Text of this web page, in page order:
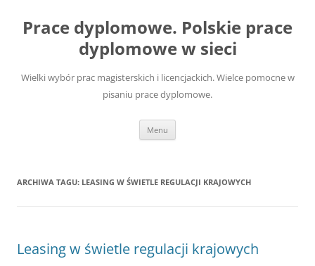
treści
Prace dyplomowe. Polskie prace
dyplomowe w sieci
Wielki wybór prac magisterskich i licencjackich. Wielce pomocne w
pisaniu prace dyplomowe.
Menu
ARCHIWA TAGU: LEASING W ŚWIETLE REGULACJI KRAJOWYCH
Leasing w świetle regulacji krajowych